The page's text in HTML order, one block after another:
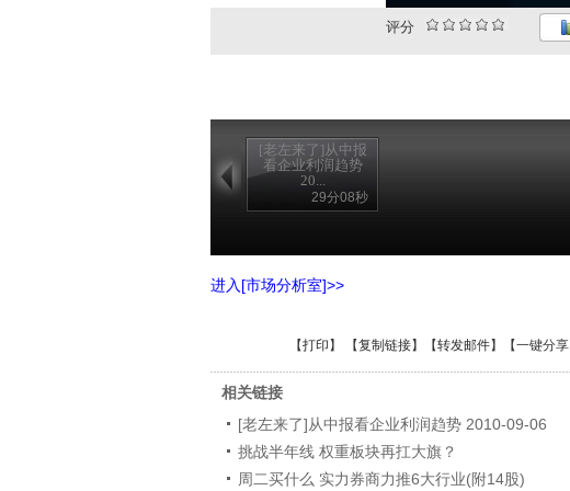
评分
[老左来了]从中报
看企业利润趋势
20...
29分08秒
进入[市场分析室]>>
【打印 】 【复制链接】【转发邮件】 【一键分享
相关链接
[老左来了]从中报看企业利润趋势 2010-09-06
挑战半年线 权重板块再扛大旗？
周二买什么 实力券商力推6大行业(附14股)